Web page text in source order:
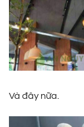
Và đây nữa.